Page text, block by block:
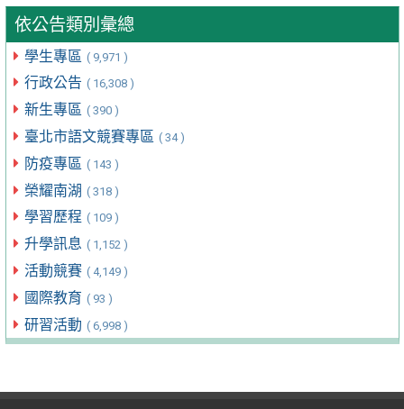
依公告類別彙總
學生專區 ( 9,971 )
行政公告 ( 16,308 )
新生專區 ( 390 )
臺北市語文競賽專區 ( 34 )
防疫專區 ( 143 )
榮耀南湖 ( 318 )
學習歷程 ( 109 )
升學訊息 ( 1,152 )
活動競賽 ( 4,149 )
國際教育 ( 93 )
研習活動 ( 6,998 )